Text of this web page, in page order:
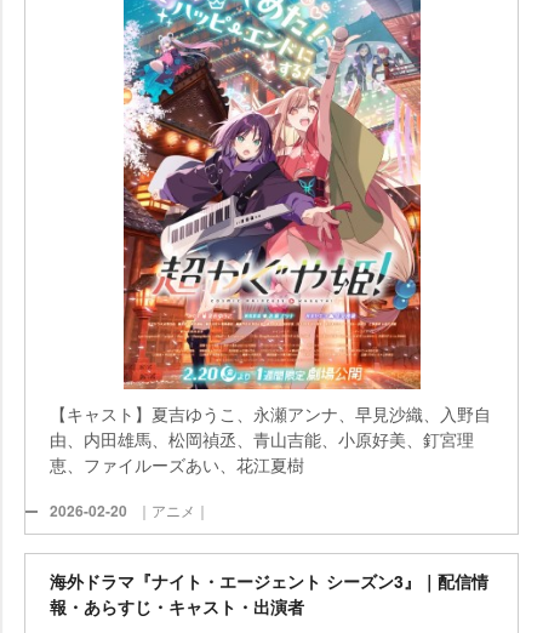
【キャスト】夏吉ゆうこ、永瀬アンナ、早見沙織、入野自
由、内田雄馬、松岡禎丞、青山吉能、小原好美、釘宮理
恵、ファイルーズあい、花江夏樹
2026-02-20 ｜アニメ｜
海外ドラマ『ナイト・エージェント シーズン3』｜配信情
報・あらすじ・キャスト・出演者